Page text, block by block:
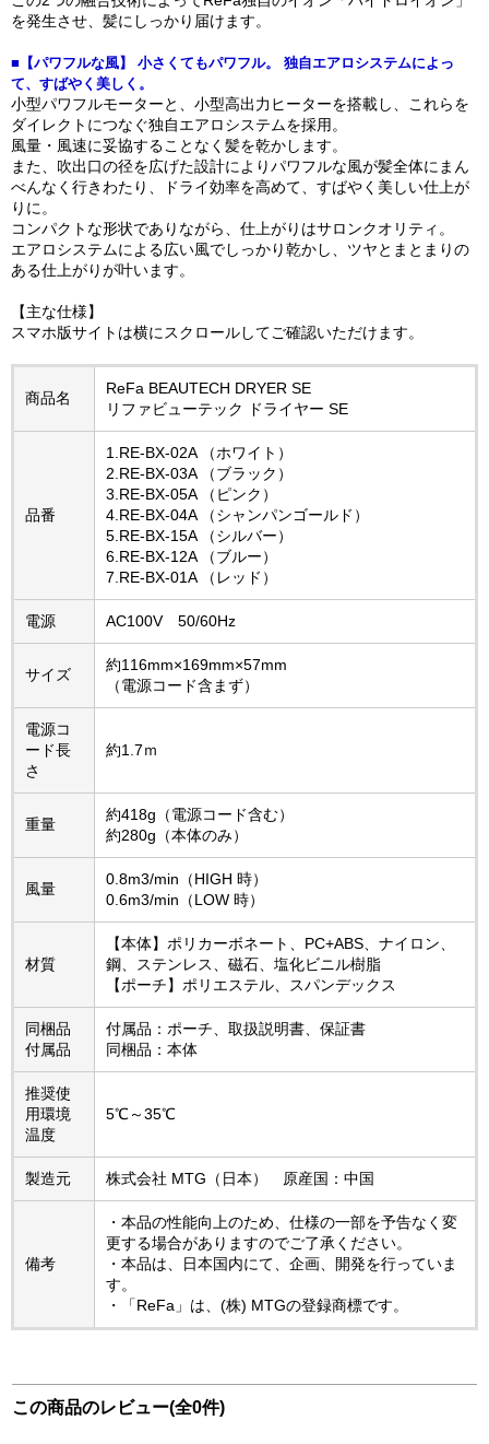
を発生させ、髪にしっかり届けます。
■【パワフルな風】 小さくてもパワフル。 独自エアロシステムによっ
て、すばやく美しく。
小型パワフルモーターと、小型高出力ヒーターを搭載し、これらを
ダイレクトにつなぐ独自エアロシステムを採用。
風量・風速に妥協することなく髪を乾かします。
また、吹出口の径を広げた設計によりパワフルな風が髪全体にまん
べんなく行きわたり、ドライ効率を高めて、すばやく美しい仕上が
りに。
コンパクトな形状でありながら、仕上がりはサロンクオリティ。
エアロシステムによる広い風でしっかり乾かし、ツヤとまとまりの
ある仕上がりが叶います。
【主な仕様】
スマホ版サイトは横にスクロールしてご確認いただけます。
商品名
ReFa BEAUTECH DRYER SE
リファビューテック ドライヤー SE
品番
1.RE-BX-02A （ホワイト）
2.RE-BX-03A （ブラック）
3.RE-BX-05A （ピンク）
4.RE-BX-04A （シャンパンゴールド）
5.RE-BX-15A （シルバー）
6.RE-BX-12A （ブルー）
7.RE-BX-01A （レッド）
電源 AC100V 50/60Hz
サイズ
約116mm×169mm×57mm
（電源コード含まず）
電源コ
ード長
さ
約1.7ｍ
重量
約418g（電源コード含む）
約280g（本体のみ）
風量
0.8m3/min（HIGH 時）
0.6m3/min（LOW 時）
材質
【本体】ポリカーボネート、PC+ABS、ナイロン、
鋼、ステンレス、磁石、塩化ビニル樹脂
【ポーチ】ポリエステル、スパンデックス
同梱品
付属品
付属品：ポーチ、取扱説明書、保証書
同梱品：本体
推奨使
用環境
温度
5℃～35℃
製造元 株式会社 MTG（日本） 原産国：中国
備考
・本品の性能向上のため、仕様の一部を予告なく変
更する場合がありますのでご了承ください。
・本品は、日本国内にて、企画、開発を行っていま
す。
・「ReFa」は、(株) MTGの登録商標です。
この商品のレビュー(全0件)